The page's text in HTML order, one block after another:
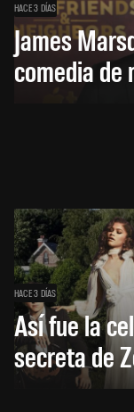
HACE 3 DÍAS
James
comedia de
HACE 3 DÍAS
Así fue la
secreta de